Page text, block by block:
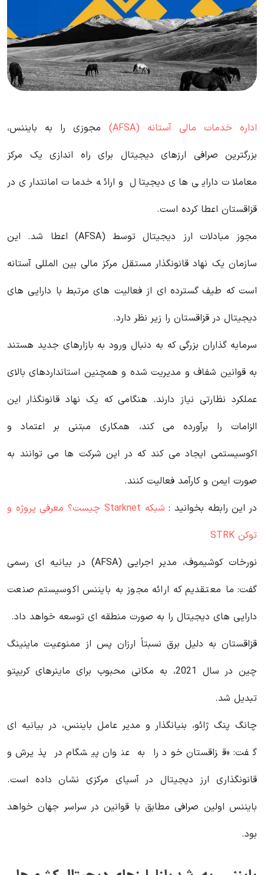
اداره خدمات مالی آستانه (AFSA)
مجوزی را به بایننس،
بزرگترین صرافی ارزهای دیجیتال برای راه اندازی یک مرکز
معاملات دارایی های دیجیتال و ارائه خدمات امانتداری در
قزاقستان اعطا کرده است.
مجوز مبادلات ارز دیجیتال توسط (AFSA) اعطا شد. این
سازمان یک نهاد قانونگذار مستقل مرکز مالی بین المللی آستانه
است که طیف گسترده ای از فعالیت های مرتبط با دارایی های
دیجیتال در قزاقستان را زیر نظر دارد.
سرمایه گذاران بزرگی که به دنبال ورود به بازارهای جدید هستند
به قوانین شفاف و مدیریت شده و همچنین استانداردهای بالای
عملکرد نظارتی نیاز دارند. هنگامی که یک نهاد قانونگذار این
الزامات را برآورده می کند، همکاری مبتنی بر اعتماد و
اکوسیستمی ایجاد می کند که در این شرکت ها می توانند به
صورت ایمن و کارآمد فعالیت کنند.
در این رابطه بخوانید‌ :
شبکه Starknet چیست؟ معرفی پروژه و
توکن STRK
نورخات کوشیموف، مدیر اجرایی (AFSA) در بیانیه ای رسمی
گفت: ما معتقدیم که ارائه مجوز به بایننس اکوسیستم صنعت
دارایی های دیجیتال را به صورت منطقه ای توسعه خواهد داد.
قزاقستان به دلیل برق نسبتاً ارزان پس از ممنوعیت ماینینگ
چین در سال 2021، به مکانی محبوب برای ماینرهای کریپتو
تبدیل شد.
چانگ پنگ ژائو، بنیانگذار و مدیر عامل بایننس، در بیانیه ای
گفت: «قزاقستان خود را به عنوان پیشگام در پذیرش و
قانونگذاری ارز دیجیتال در آسیای مرکزی نشان داده است.
بایننس اولین صرافی مطابق با قوانین در سراسر جهان خواهد
بود.